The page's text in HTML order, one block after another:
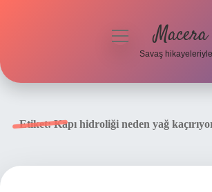
menüyü
Savaş
Etiket:Kapı hidroliği neden yağ